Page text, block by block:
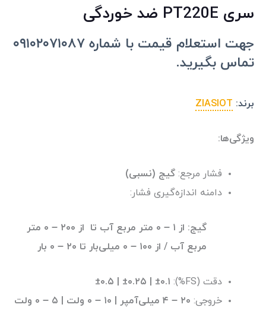
سری PT220E ضد خوردگی
جهت استعلام قیمت با شماره ۰۹۱۰۲۰۷۱۰۸۷
تماس بگیرید.
برند: ZIASIOT
ویژگی‌ها:
فشار مرجع: گیج (نسبی)
دامنه اندازه‌گیری فشار:
گیج: از ۱ – ۰ متر مربع آب تا از ۲۰۰ – ۰ متر
مربع آب / از ۱۰۰ – ۰ میلی‌بار تا ۲۰ – ۰ بار
دقت (FS%):
خروجی: ۲۰ – ۴ میلی‌آمپر | ۱۰ – ۰ ولت
۵ – ۰ ولت